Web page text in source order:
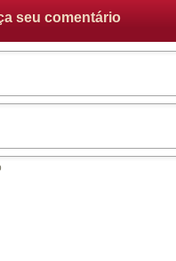
seu comentário